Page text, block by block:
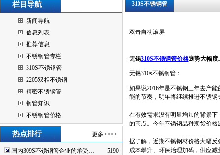
栏目导航
新闻导航
信息列表
推荐信息
不锈钢管专栏
310S不锈钢管
2205双相不锈钢
精密不锈钢管
钢管知识
不锈钢管价格
热点排行 更多>>>>
国内309S不锈钢管企业的承受…
5190
310S不锈钢管
双击自动滚屏
无锡310S不锈钢管价格逆势大幅度
无锡310s不锈钢管：
如果说2016年是不锈钢三年去产
能的节奏，明年将继续推进不锈钢
在有效需求没有明显增加的背景
的高点。今年不锈钢品种期货价
据了解，近期不锈钢材价格大幅
成本攀升、环保治理加码，供应